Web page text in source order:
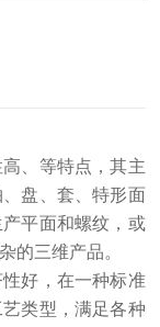
、等特点，其主
盘、套、特形面
平面和螺纹，或
的三维产品。
好，在一种标准
类型，满足各种